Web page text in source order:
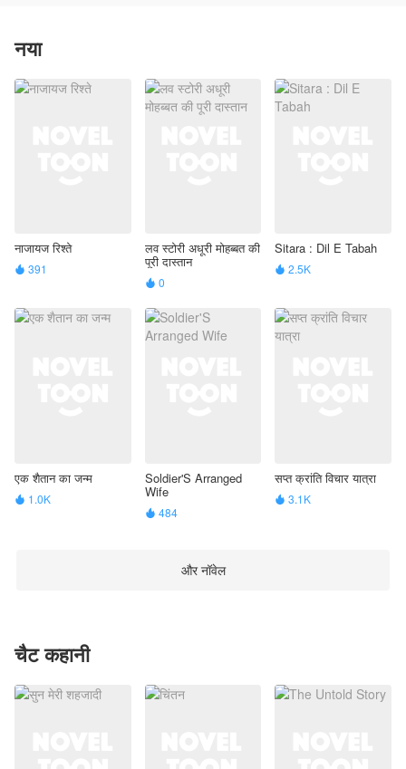
नया
नाजायज रिश्ते
 391
लव स्टोरी अधूरी मोहब्बत की
पूरी दास्तान
 0
Sitara : Dil E Tabah
 2.5K
एक शैतान का जन्म
 1.0K
Soldier'S Arranged
Wife
 484
सप्त क्रांति विचार यात्रा
 3.1K
और नॉवेल
चैट कहानी